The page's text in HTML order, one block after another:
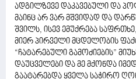
ადგილზევე დაკავებული და
მაინც არ ვარ მშვიდად და
შვილს, ისევ ემუქრება
მიერ პირველი მცდელობის
“ჩატარებული გამოძიების”
დაუცველები და მე მქონდა
გაატარებდა ყველა საჭირო